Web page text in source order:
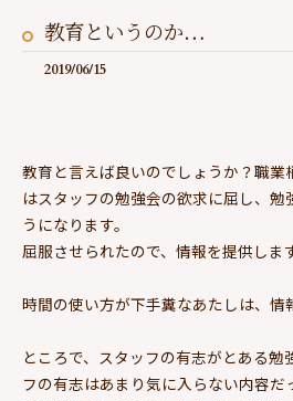
教育というのか…
2019/06/15
教育と言えば良いのでしょうか？職業
はスタッフの勉強会の欲求に屈し、勉
うになります。
屈服させられたので、情報を提供します
時間の使い方が下手糞なあたしは、情
ところで、スタッフの有志がとある勉
フの有志はあまり気に入らない内容だ